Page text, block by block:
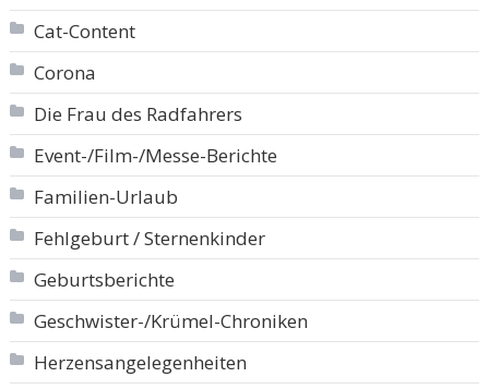
Cat-Content
Corona
Die Frau des Radfahrers
Event-/Film-/Messe-Berichte
Familien-Urlaub
Fehlgeburt / Sternenkinder
Geburtsberichte
Geschwister-/Krümel-Chroniken
Herzensangelegenheiten